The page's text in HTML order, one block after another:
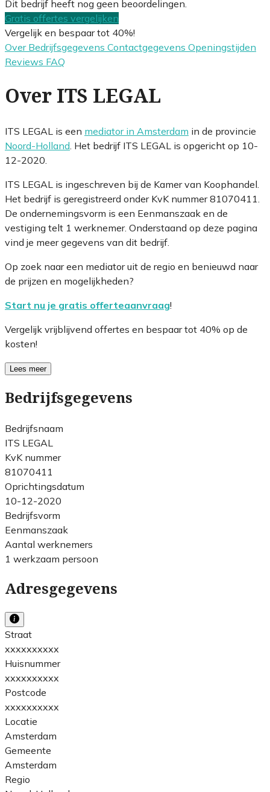
Dit bedrijf heeft nog geen beoordelingen.
Gratis offertes vergelijken
Vergelijk en bespaar tot 40%!
Over Bedrijfsgegevens Contactgegevens Openingstijden
Reviews FAQ
Over ITS LEGAL
ITS LEGAL is een mediator in Amsterdam in de provincie
Noord-Holland . Het bedrijf ITS LEGAL is opgericht op 10-
12-2020.
ITS LEGAL is ingeschreven bij de Kamer van Koophandel.
Het bedrijf is geregistreerd onder KvK nummer 81070411.
De ondernemingsvorm is een Eenmanszaak en de
vestiging telt 1 werknemer. Onderstaand op deze pagina
vind je meer gegevens van dit bedrijf.
Op zoek naar een mediator uit de regio en benieuwd naar
de prijzen en mogelijkheden?
Start nu je gratis offerteaanvraag!
Vergelijk vrijblijvend offertes en bespaar tot 40% op de
kosten!
Lees meer
Bedrijfsgegevens
Bedrijfsnaam
ITS LEGAL
KvK nummer
81070411
Oprichtingsdatum
10-12-2020
Bedrijfsvorm
Eenmanszaak
Aantal werknemers
1 werkzaam persoon
Adresgegevens
Straat
xxxxxxxxxx
Huisnummer
xxxxxxxxxx
Postcode
xxxxxxxxxx
Locatie
Amsterdam
Gemeente
Amsterdam
Regio